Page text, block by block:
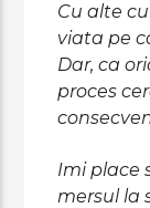
Cu alte
viata pe
Dar, ca
proces
Imi place
mersul la